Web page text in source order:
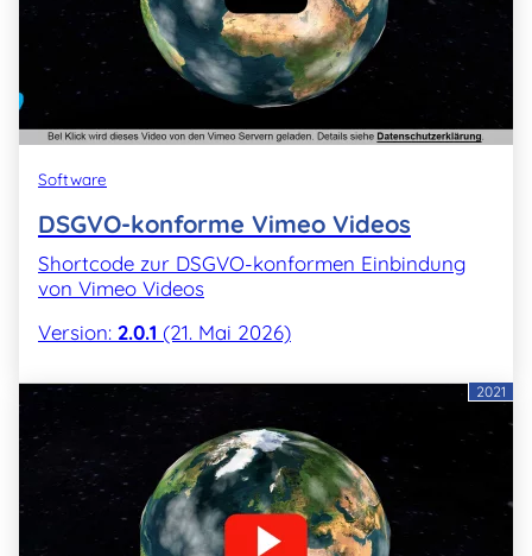
Software
DSGVO-konforme Vimeo Videos
Shortcode zur DSGVO-konformen Einbindung
von Vimeo Videos
Version: 2.0.1 (21. Mai 2026)
2021